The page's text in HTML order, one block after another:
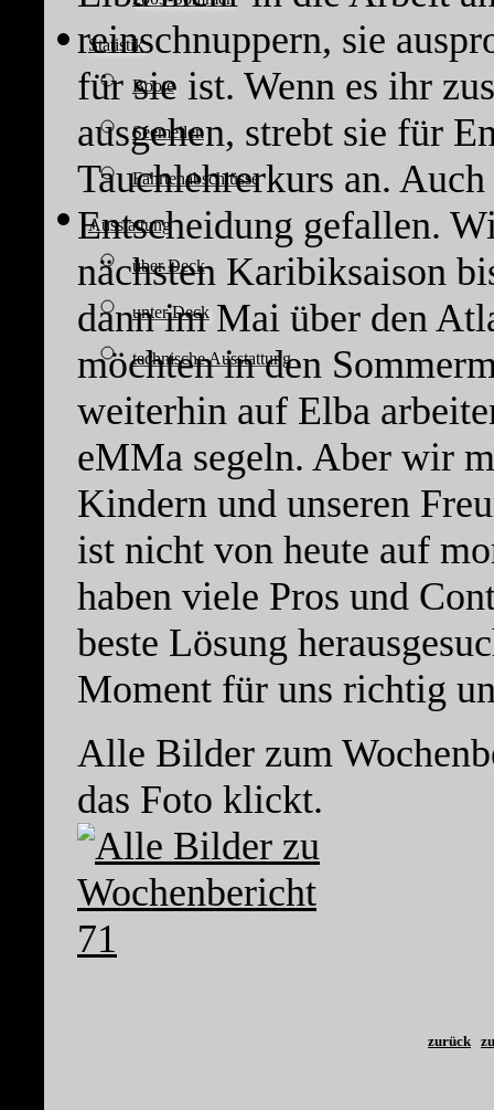
Statistik
Boote
Seemeilen
Fahrtenabschlüsse
Ausstattung
über Deck
unter Deck
technische Ausstattung
reinschnuppern, sie
für sie ist. Wenn es ihr
ausgehen, strebt sie für
Tauchlehrerkurs an.
Entscheidung gefallen.
nächsten Karibiksaison
dann im Mai über den
möchten in den
weiterhin auf Elba
eMMa segeln. Aber wir
Kindern und unseren
ist nicht von heute auf
haben viele Pros und
beste Lösung
Moment für uns richtig
Alle Bilder zum
das Foto klickt.
zurück